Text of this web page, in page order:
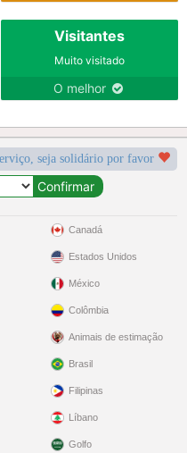
Visitantes
Muito visitado
O melhor
seja solidário por favor
Canadá
Estados Unidos
México
Colômbia
Animais de estimação
Brasil
Filipinas
Líbano
Golfo